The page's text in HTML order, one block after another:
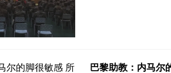
巴黎助教：内马尔